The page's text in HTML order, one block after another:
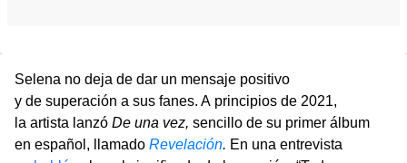
Selena no deja de dar un mensaje positivo
y de superación a sus fanes. A principios de 2021,
la artista lanzó De una vez, sencillo de su primer álbum
en español, llamado Revelación. En una entrevista